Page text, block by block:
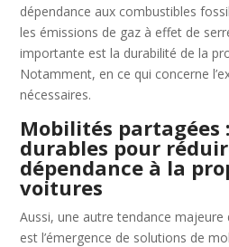
dépendance aux combustibles
les émissions de gaz à effet de
importante est la durabilité de la
Notamment, en ce qui concerne
nécessaires.
Mobilités
durables pour
dépendance à la
voitures
Aussi, une autre tendance majeure
est l’émergence de solutions de